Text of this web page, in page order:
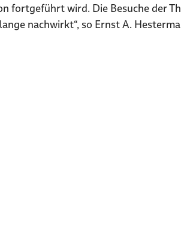
fortgeführt wird. Die Besuche der
nachwirkt“, so Ernst A.